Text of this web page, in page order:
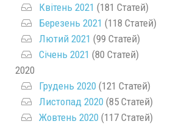
Квітень 2021 (181 Статей)
Березень 2021 (118 Статей)
Лютий 2021 (99 Статей)
Січень 2021 (80 Статей)
2020
Грудень 2020 (121 Статей)
Листопад 2020 (85 Статей)
Жовтень 2020 (117 Статей)